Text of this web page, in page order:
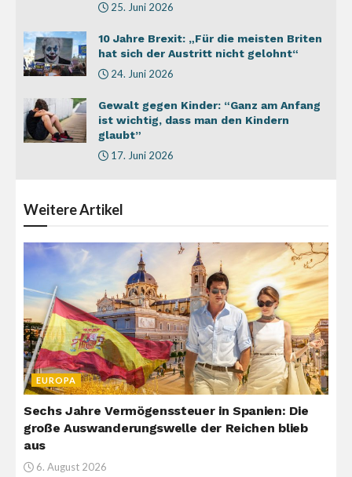
25. Juni 2026
10 Jahre Brexit: „Für die meisten Briten
hat sich der Austritt nicht gelohnt“
24. Juni 2026
Gewalt gegen Kinder: “Ganz am Anfang
ist wichtig, dass man den Kindern
glaubt”
17. Juni 2026
WeitereArtikel
EUROPA
Sechs Jahre Vermögenssteuer in Spanien: Die
große Auswanderungswelle der Reichen blieb
aus
6. August 2026